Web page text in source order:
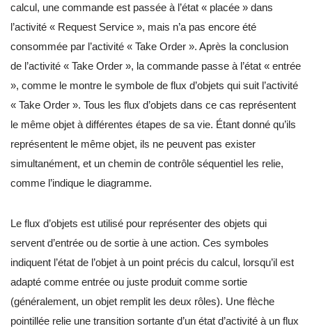
calcul, une commande est passée à l’état « placée » dans
l’activité « Request Service », mais n’a pas encore été
consommée par l’activité « Take Order ». Après la conclusion
de l’activité « Take Order », la commande passe à l’état « entrée
», comme le montre le symbole de flux d’objets qui suit l’activité
« Take Order ». Tous les flux d’objets dans ce cas représentent
le même objet à différentes étapes de sa vie. Étant donné qu’ils
représentent le même objet, ils ne peuvent pas exister
simultanément, et un chemin de contrôle séquentiel les relie,
comme l’indique le diagramme.
Le flux d’objets est utilisé pour représenter des objets qui
servent d’entrée ou de sortie à une action. Ces symboles
indiquent l’état de l’objet à un point précis du calcul, lorsqu’il est
adapté comme entrée ou juste produit comme sortie
(généralement, un objet remplit les deux rôles). Une flèche
pointillée relie une transition sortante d’un état d’activité à un flux